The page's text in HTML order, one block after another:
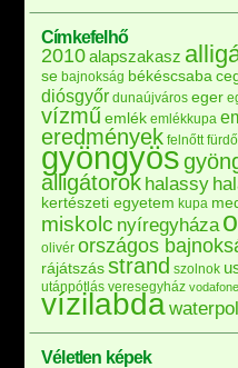
Címkefelhő
2010alapszakasz
se bajnokság békéscsaba
diósgyőr dunaújváros eger
vízműemlék emlékkupa
eredmények felnőtt fürdő
gyöngyös
alligátorok halassy
kertészeti egyetem kupa
miskolc nyíregyháza
olivér országos
rájátszás strand szolnok
utánpótlás veresegyház vodafone
vízilabda
Véletlen képek